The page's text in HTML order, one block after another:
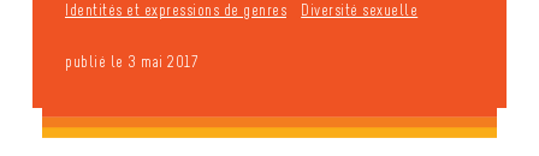
Identités et expressions de genres
Diversité sexuelle
publié le 3 mai 2017